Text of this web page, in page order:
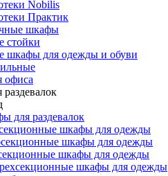
Nobilis
Практик
шкафы
стойки
шкафы для одежды и обуви
для раздевалок
шкафы для одежды
шкафы для одежды
шкафы для одежды
шкафы для одежды